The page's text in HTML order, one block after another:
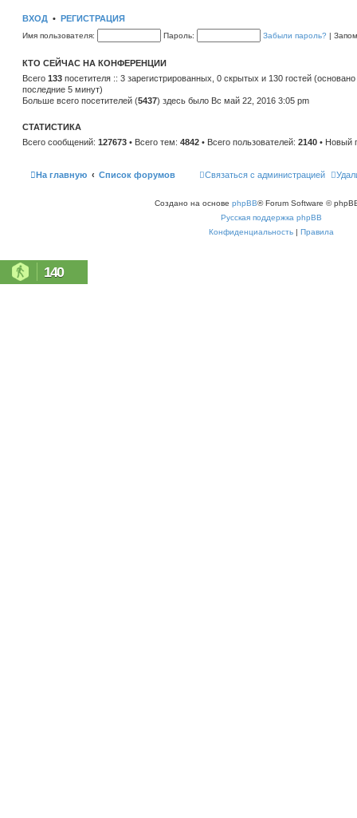
н
м
о
б
щ
е
ю
т
к
о
с
л
е
д
н
у
о
е
ВХОД • РЕГИСТРАЦИЯ
Имя пользователя: Пароль: Забыли пароль? |
КТО СЕЙЧАС НА КОНФЕРЕНЦИИ
Всего 133 посетителя :: 3 зарегистрированных, 0 скрытых и 130 гостей
последние 5 минут)
Больше всего посетителей (5437) здесь было Вс май 22, 2016 3:05 pm
СТАТИСТИКА
Всего сообщений: 127673 • Всего тем: 4842 • Всего пользователей: 2140 • Новый
На главную Список форумов Связаться с администрацией
Создано на основе phpBB® Forum Software ©
Русская поддержка phpBB
Конфиденциальность | Правила
140